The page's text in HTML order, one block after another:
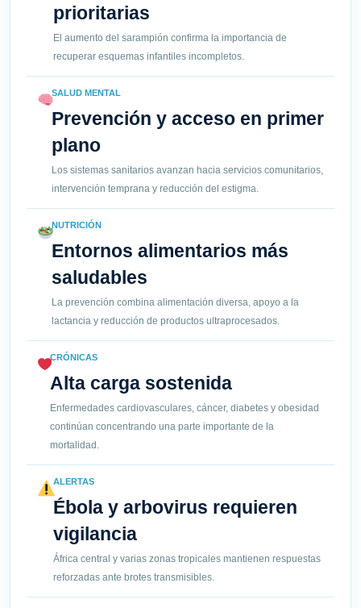
prioritarias
El aumento del sarampión confirma la importancia de
recuperar esquemas infantiles incompletos.
SALUD MENTAL
Prevención y acceso en primer
plano
Los sistemas sanitarios avanzan hacia servicios comunitarios,
intervención temprana y reducción del estigma.
NUTRICIÓN
Entornos alimentarios más
saludables
La prevención combina alimentación diversa, apoyo a la
lactancia y reducción de productos ultraprocesados.
CRÓNICAS
Alta carga sostenida
Enfermedades cardiovasculares, cáncer, diabetes y obesidad
continúan concentrando una parte importante de la
mortalidad.
ALERTAS
Ébola y arbovirus requieren
vigilancia
África central y varias zonas tropicales mantienen respuestas
reforzadas ante brotes transmisibles.